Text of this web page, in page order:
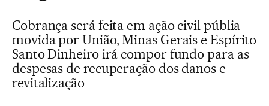
Cobrança será feita em ação civil públia
movida por União, Minas Gerais e Espírito
Santo Dinheiro irá compor fundo para as
despesas de recuperação dos danos e
revitalização